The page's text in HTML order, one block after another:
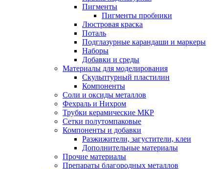
Пигменты
Пигменты пробники
Люстровая краска
Поталь
Подглазурные карандаши и маркеры
Наборы
Добавки и среды
Материалы для моделирования
Скульптурный пластилин
Компоненты
Соли и оксиды металлов
Фехраль и Нихром
Трубки керамические МКР
Сетки полутомпаковые
Компоненты и добавки
Разжижители, загустители, клеи
Дополнительные материалы
Прочие материалы
Препараты благородных металлов